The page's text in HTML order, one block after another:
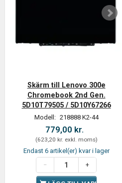
Skärm till Lenovo 300e
Chromebook 2nd Gen.
5D10T79505 / 5D10Y67266
Modell: 218888 K2-44
779,00 kr.
(623,20 kr. exkl. moms)
Endast 6 artikel(er) kvar i lager